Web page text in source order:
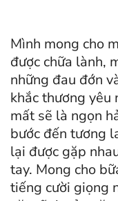
Mình mong cho
được chữa lành,
những đau đớn
khắc thương yêu
mất sẽ là ngọn
bước đến tương
lại được gặp
tay. Mong cho
tiếng cười giọng